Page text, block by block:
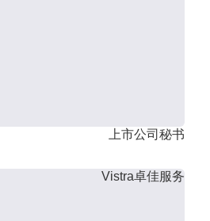
上市公司秘书
Vistra卓佳服务